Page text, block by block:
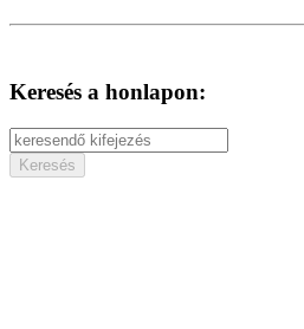
Keresés a honlapon: